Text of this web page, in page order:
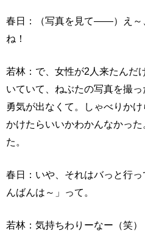
春日：（写真を見て――）え～
ね！
若林：で、女性が2人来たんだ
いていて、ねぶたの写真を撮っ
勇気が出なくて。しゃべりか
かけたらいいかわかんなかっ
た。
春日：いや、それはバっと行
んばんは～」って。
若林：気持ちわりーなー（笑）